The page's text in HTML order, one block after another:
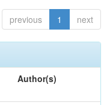
previous 1 next
Author(s)